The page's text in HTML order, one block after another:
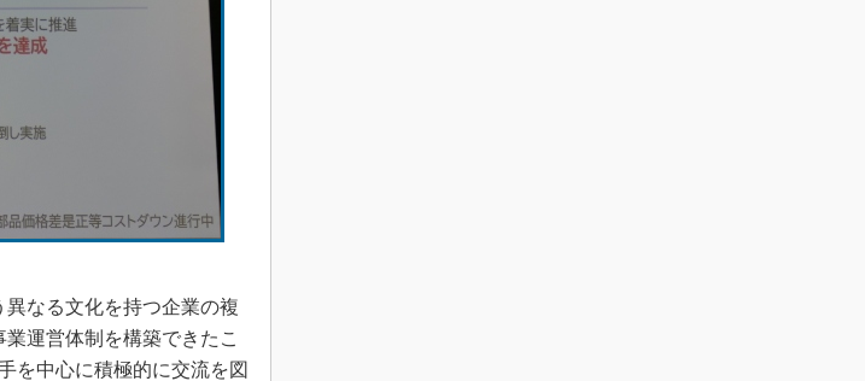
なる文化を持つ企業の複
運営体制を構築できたこ
を中心に積極的に交流を図